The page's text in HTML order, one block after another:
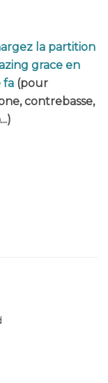
la partition
grace en
fa (pour
contrebasse,